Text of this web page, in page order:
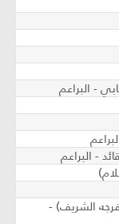
- البراعم
- البراعم
فرجه الشريف) -